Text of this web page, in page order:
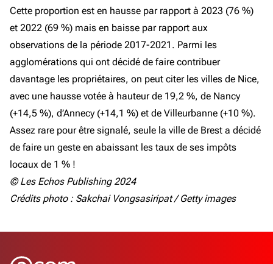
Cette proportion est en hausse par rapport à 2023 (76 %)
et 2022 (69 %) mais en baisse par rapport aux
observations de la période 2017-2021. Parmi les
agglomérations qui ont décidé de faire contribuer
davantage les propriétaires, on peut citer les villes de Nice,
avec une hausse votée à hauteur de 19,2 %, de Nancy
(+14,5 %), d’Annecy (+14,1 %) et de Villeurbanne (+10 %).
Assez rare pour être signalé, seule la ville de Brest a décidé
de faire un geste en abaissant les taux de ses impôts
locaux de 1 % !
© Les Echos Publishing 2024
Crédits photo : Sakchai Vongsasiripat / Getty images